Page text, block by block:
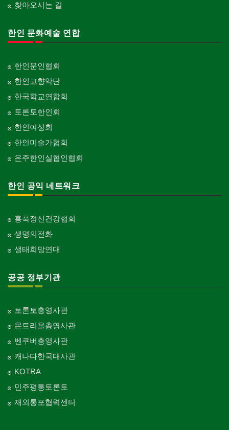
찾아오시는 길
한인 문화예술 연합
한인문인협회
한인교향악단
한국학교연합회
토론토한인회
한인여성회
한인미술가협회
온주한인실협인협회
한인 공익 네트워크
홍푹정신건강협회
생명의전화
생태희망연대
공공 정부기관
토론토총영사관
몬트리올총영사관
벤쿠버총영사관
캐나다한국대사관
KOTRA
민주평통토론토
재외통포협력센터